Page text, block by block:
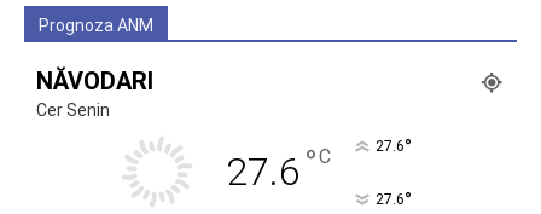
Prognoza ANM
NĂVODARI
Cer Senin
27.6 °C 27.6°
27.6°